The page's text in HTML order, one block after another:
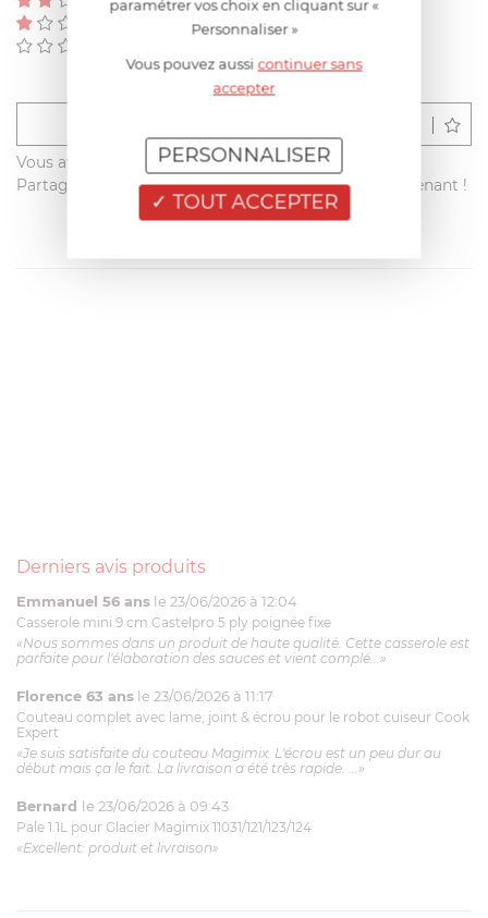
Vous avez acheté ce produit sur francisbatt.com ?
Partagez votre avis avec les autres clients dès maintenant !
Derniers avis produits
Emmanuel 56 ans le 23/06/2026 à 12:04
Casserole mini 9 cm Castelpro 5 ply poignée fixe
«Nous sommes dans un produit de haute qualité. Cette casserole est
parfaite pour l'élaboration des sauces et vient complé...»
Florence 63 ans le 23/06/2026 à 11:17
Couteau complet avec lame, joint & écrou pour le robot cuiseur Cook
Expert
«Je suis satisfaite du couteau Magimix. L'écrou est un peu dur au
début mais ça le fait. La livraison a été très rapide. ...»
Bernard le 23/06/2026 à 09:43
Pale 1.1L pour Glacier Magimix 11031/121/123/124
«Excellent: produit et livraison»
paramétrer vos choix en cliquant sur «
Personnaliser »
Vous pouvez aussicontinuer sans
accepter
TOUT ACCEPTER
PERSONNALISER